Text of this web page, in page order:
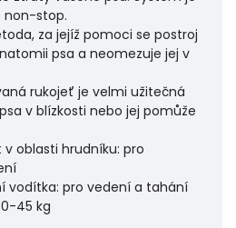
non-stop.
za jejíž pomoci se postroj
psa a neomezuje jej v
rukojeť je velmi užitečná
v blízkosti nebo jej pomůže
oblasti hrudníku: pro
vodítka: pro vedení a tahání
45 kg